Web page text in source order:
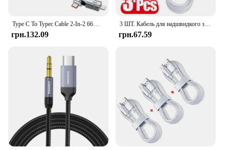
Type C To Typec Cable 2-In-2 66W Pd Fast Charging Usb C To Usb C To iPhone Suitable for iPhone iPad Huawei Xiaomi Samsung Redmi
грн.132.09
3 ШТ. Кабель для надшвидкого заряджання типу C Шнур для передачі даних для Samsung Huawei Xiaomi Redmi Кабелі USB C для швидкого заряджання
грн.67.59